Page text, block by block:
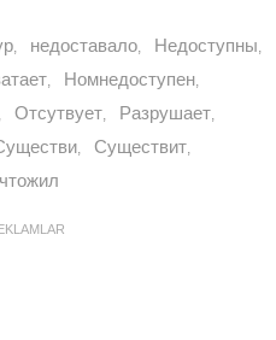
, недоставало, Недоступны,
, Номнедоступен,
, Отсутвует, Разрушает,
, Существит,